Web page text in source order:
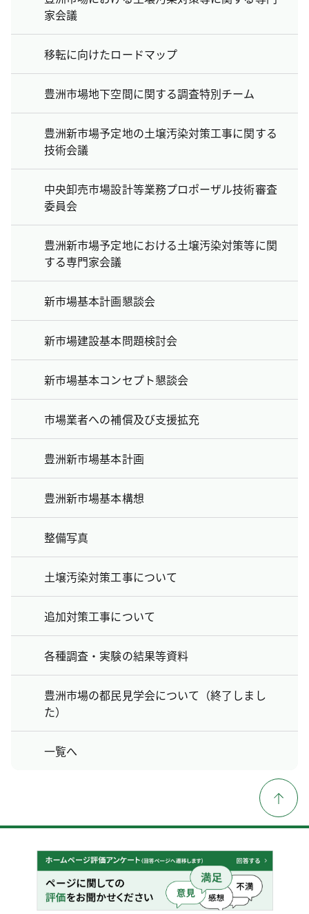
家会議
移転に向けたロードマップ
豊洲市場地下空間に関する調査特別チーム
豊洲新市場予定地の土壌汚染対策工事に関する
技術会議
中央卸売市場設計等業務プロポーザル技術審査
委員会
豊洲新市場予定地における土壌汚染対策等に関
する専門家会議
新市場基本計画懇談会
新市場建設基本問題検討会
新市場基本コンセプト懇談会
市場業者への補償及び支援拡充
豊洲新市場基本計画
豊洲新市場基本構想
整備写真
土壌汚染対策工事について
追加対策工事について
各種調査・実験の結果等資料
豊洲市場の都民見学会について（終了しまし
た）
一覧へ